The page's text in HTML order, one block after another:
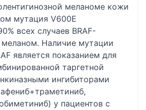
меланоме кожи
мутация V600E
всех случаев BRAF-
Наличие мутации
является показанием для
таргетной
ингибиторами
у пациентов с